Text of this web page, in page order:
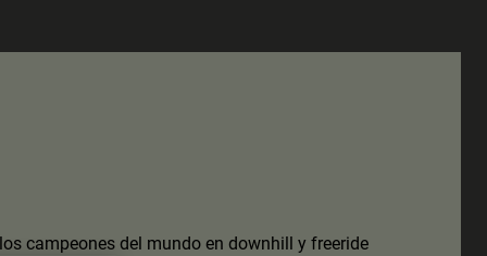
campeones del mundo en downhill y freeride